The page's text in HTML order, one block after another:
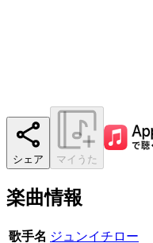
シェア マイうた
楽曲情報
歌手名 ジュンイチロー